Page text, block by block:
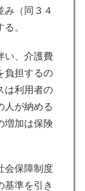
み（同３４
。
い、介護費
負担するの
は利用者の
人が納める
増加は保険
会保障制度
基準を引き